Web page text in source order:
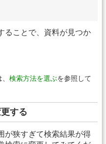
ることで、資料が見つか
検索方法を選ぶを参照して
する
が狭すぎて検索結果が得